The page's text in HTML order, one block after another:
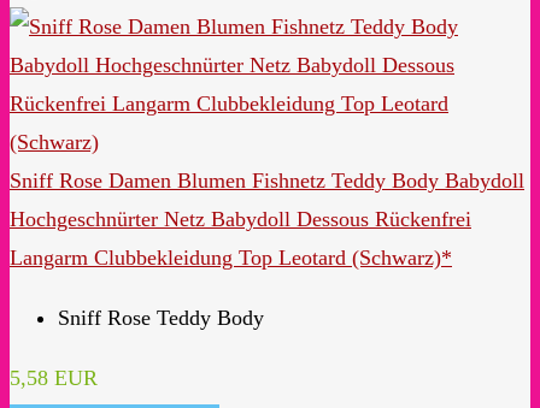
Sniff Rose Damen Blumen Fishnetz Teddy Body Babydoll
Hochgeschnürter Netz Babydoll Dessous Rückenfrei
Langarm Clubbekleidung Top Leotard (Schwarz)*
Sniff Rose Teddy Body
5,58 EUR